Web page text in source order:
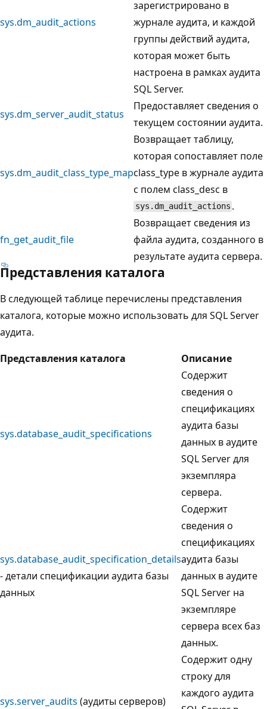
sys.dm_audit_actions
зарегистрировано в
журнале аудита, и каждой
группы действий аудита,
которая может быть
настроена в рамках аудита
SQL Server.
sys.dm_server_audit_status
Предоставляет сведения о
текущем состоянии аудита.
sys.dm_audit_class_type_map
Возвращает таблицу,
которая сопоставляет поле
class_type в журнале аудита
с полем class_desc в
sys.dm_audit_actions .
fn_get_audit_file
Возвращает сведения из
файла аудита, созданного в
результате аудита сервера.
Представления каталога
В следующей таблице перечислены представления
каталога, которые можно использовать для SQL Server
аудита.
Представления каталога
Описание
sys.database_audit_specifications
Содержит
сведения о
спецификациях
аудита базы
данных в аудите
SQL Server для
экземпляра
сервера.
sys.database_audit_specification_details
- детали спецификации аудита базы
данных
Содержит
сведения о
спецификациях
аудита базы
данных в аудите
SQL Server на
экземпляре
сервера всех баз
данных.
sys.server_audits (аудиты серверов)
Содержит одну
строку для
каждого аудита